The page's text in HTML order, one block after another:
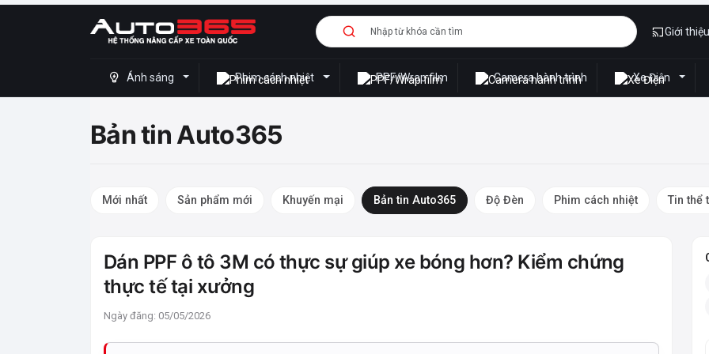
Giới thiệu
Ánh sáng Phim cách nhiệt PPF/Wrap film Camera hành trình Xe Điện
Bản tin Auto365
Mới nhất Sản phẩm mới Khuyến mại Bản tin Auto365 Độ Đèn Phim cách nhiệt Tin thể
Dán PPF ô tô 3M có thực sự giúp xe bóng hơn? Kiểm chứng
thực tế tại xưởng
Ngày đăng: 05/05/2026